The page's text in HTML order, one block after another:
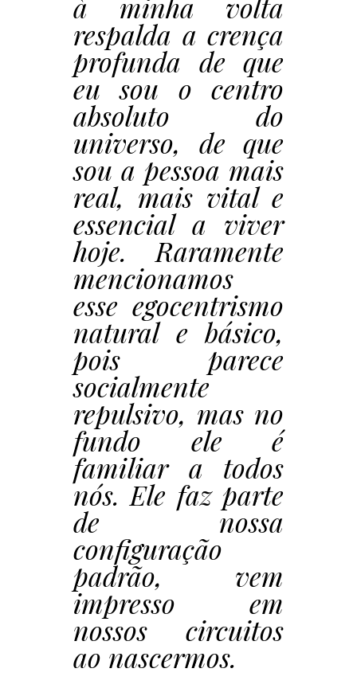
respalda a crença
profunda de que
eu sou o centro
absoluto do
universo, de que
sou a pessoa mais
real, mais vital e
essencial a viver
hoje. Raramente
mencionamos
esse egocentrismo
natural e básico,
pois parece
socialmente
repulsivo, mas no
fundo ele é
familiar a todos
nós. Ele faz parte
de nossa
configuração
padrão, vem
impresso em
nossos circuitos
ao nascermos.